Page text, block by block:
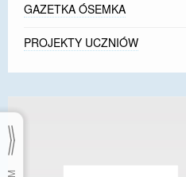
GAZETKA ÓSEMKA
PROJEKTY UCZNIÓW